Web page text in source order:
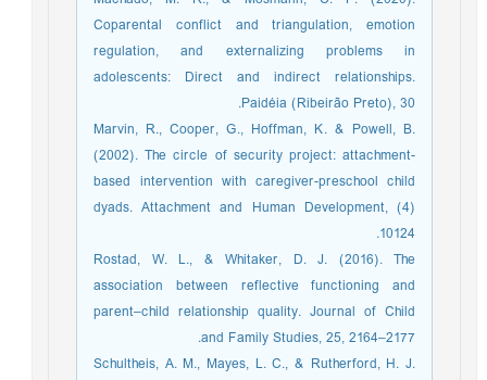
Coparental conflict and triangulation, emotion
regulation, and externalizing problems in
adolescents: Direct and indirect relationships.
Paidéia (Ribeirão Preto), 30.
Marvin, R., Cooper, G., Hoffman, K. & Powell, B.
(2002). The circle of security project: attachment-
based intervention with caregiver-preschool child
dyads. Attachment and Human Development, (4)
10124.
Rostad, W. L., & Whitaker, D. J. (2016). The
association between reflective functioning and
parent–child relationship quality. Journal of Child
and Family Studies, 25, 2164–2177.
Schultheis, A. M., Mayes, L. C., & Rutherford, H. J.